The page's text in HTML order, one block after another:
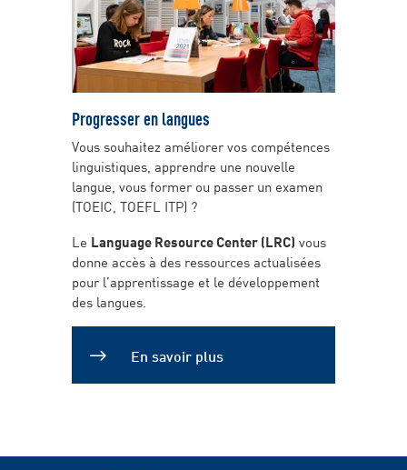
Progresser en langues
Vous souhaitez améliorer vos compétences
linguistiques, apprendre une nouvelle
langue, vous former ou passer un examen
(TOEIC, TOEFL ITP) ?
Le Language Resource Center (LRC) vous
donne accès à des ressources actualisées
pour l’apprentissage et le développement
des langues.
En savoir plus